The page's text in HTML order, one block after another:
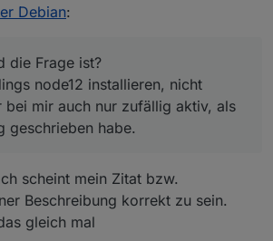
Debian:
die Frage ist?
node12 installieren, nicht
bei mir auch nur zufällig aktiv, als
geschrieben habe.
scheint mein Zitat bzw.
Beschreibung korrekt zu sein.
gleich mal